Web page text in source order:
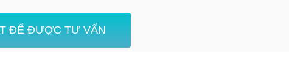
ĐỂ ĐƯỢC TƯ VẤN